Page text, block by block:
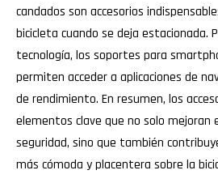
candados son accesorios
bicicleta cuando se deja estacionada.
tecnología, los soportes para
permiten acceder a aplicaciones de
de rendimiento. En resumen, los
elementos clave que no solo mejoran
seguridad, sino que también
más cómoda y placentera sobre la